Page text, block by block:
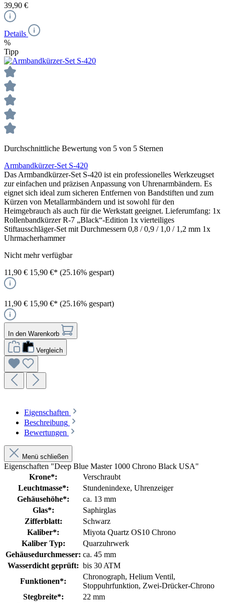
39,90 €
Details
%
Tipp
Durchschnittliche Bewertung von 5 von 5 Sternen
Armbandkürzer-Set S-420
Das Armbandkürzer-Set S-420 ist ein professionelles Werkzeugset
zur einfachen und präzisen Anpassung von Uhrenarmbändern. Es
eignet sich ideal zum sicheren Entfernen von Bandstiften und zum
Kürzen von Metallarmbändern und ist sowohl für den
Heimgebrauch als auch für die Werkstatt geeignet. Lieferumfang: 1x
Rollenbandkürzer R-7 „Black“-Edition 1x vierteiliges
Stiftausschläger-Set mit Durchmessern 0,8 / 0,9 / 1,0 / 1,2 mm 1x
Uhrmacherhammer
Nicht mehr verfügbar
11,90 € 15,90 €* (25.16% gespart)
11,90 € 15,90 €* (25.16% gespart)
In den Warenkorb
Vergleich
Eigenschaften
Beschreibung
Bewertungen
Menü schließen
Eigenschaften "Deep Blue Master 1000 Chrono Black USA"
Krone*:
Verschraubt
Leuchtmasse*:
Stundenindexe, Uhrenzeiger
Gehäusehöhe*:
ca. 13 mm
Glas*:
Saphirglas
Zifferblatt:
Schwarz
Kaliber*:
Miyota Quartz OS10 Chrono
Kaliber Typ:
Quarzuhrwerk
Gehäusedurchmesser: ca. 45 mm
Wasserdicht geprüft: bis 30 ATM
Funktionen*:
Chronograph, Helium Ventil,
Stoppuhrfunktion, Zwei-Drücker-Chrono
Stegbreite*:
22 mm